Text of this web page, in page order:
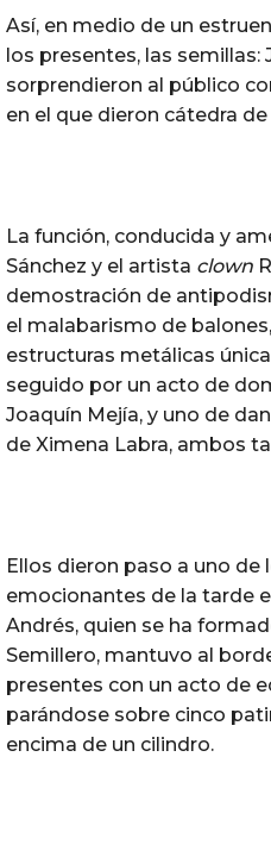
Así, en medio de un
los presentes, las semillas:
sorprendieron al público
en el que dieron cátedra
La función, conducida y
Sánchez y el artista clown
demostración de
el malabarismo de
estructuras metálicas
seguido por un acto de
Joaquín Mejía, y uno de
de Ximena Labra, ambos
Ellos dieron paso a uno
emocionantes de la tarde
Andrés, quien se ha
Semillero, mantuvo al
presentes con un acto de
parándose sobre cinco
encima de un cilindro.